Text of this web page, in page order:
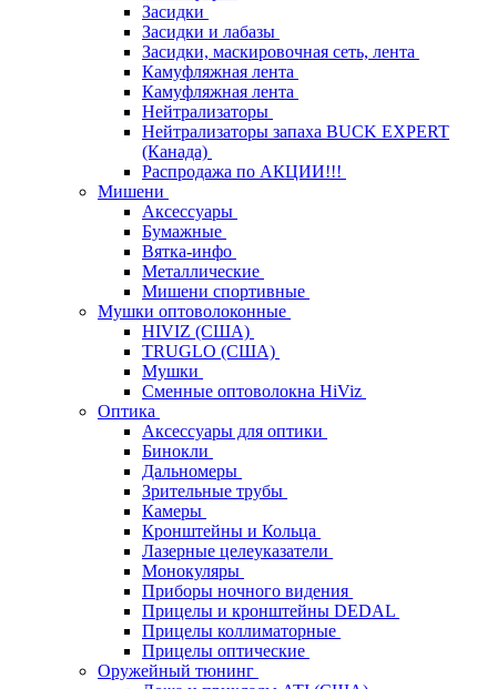
Засидки
Засидки и лабазы
Засидки, маскировочная сеть, лента
Камуфляжная лента
Камуфляжная лента
Нейтрализаторы
Нейтрализаторы запаха BUCK EXPERT
(Канада)
Распродажа по АКЦИИ!!!
Мишени
Аксессуары
Бумажные
Вятка-инфо
Металлические
Мишени спортивные
Мушки оптоволоконные
HIVIZ (США)
TRUGLO (США)
Мушки
Сменные оптоволокна HiViz
Оптика
Аксессуары для оптики
Бинокли
Дальномеры
Зрительные трубы
Камеры
Кронштейны и Кольца
Лазерные целеуказатели
Монокуляры
Приборы ночного видения
Прицелы и кронштейны DEDAL
Прицелы коллиматорные
Прицелы оптические
Оружейный тюнинг